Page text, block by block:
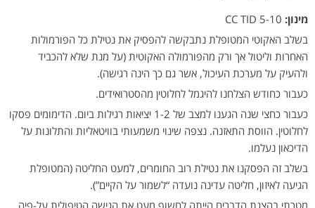
מינון:
בשלב האקוטי המטופלת נתבקשה להפסיק את נטילת כל הפורמולות
האחרות וליטול אך ורק מהפורמולה האקוטית (על מנת שלא להכביד
ולהעיק על מערכת העיכול, אשר גם כך הינה רגישה).
כעבור כחודש הצלחנו להיגמל לחלוטין מהסטרואידים.
כעבור כחצי שנה הגענו למצב של 1-2 יציאות רגילות ביום. הדימומים פסקו
לחלוטין. הווסת התאזנה. נצפה שינוי משמעותי בוויטאליות והתלונות על
הדיכאון נעלמו.
בשלב זה הפסקנו את נטילת רוב החומרים, למעט החליטה (המטופלת
הגיעה לאיזון, חליטה עדינה נועדה “לשמור על הקיים”).